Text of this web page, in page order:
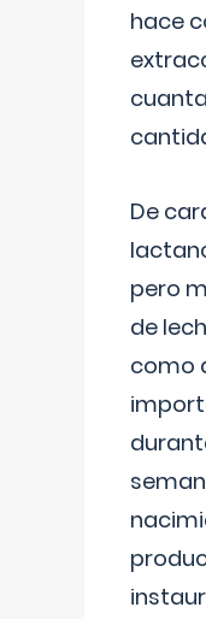
hace
De
pero
de
como